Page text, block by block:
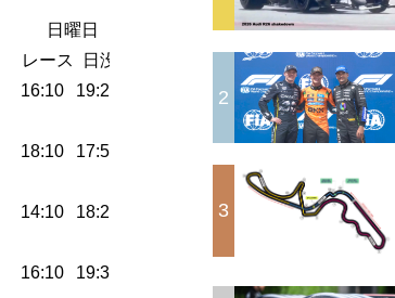
日曜日
レース
日没
16:10 19:24
18:10 17:57
14:10 18:22
16:10 19:33
2
3